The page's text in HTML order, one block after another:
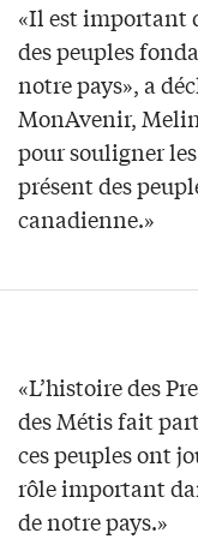
«Il est important
des peuples
notre pays», a
MonAvenir,
pour souligner
présent des
canadienne.»
«L’histoire des
des Métis fait
ces peuples ont
rôle important
de notre pays.»